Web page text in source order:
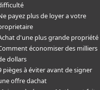
payez plus de loyer a votre
d'une plus grande propriété
économiser des milliers
dollars
pièges à éviter avant de signer
offre dachat